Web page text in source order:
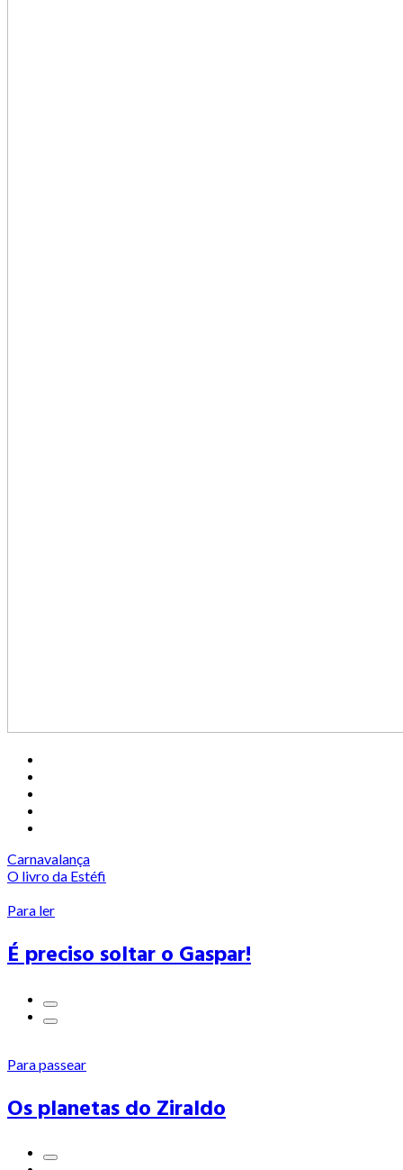
Carnavalança
O livro da Estéfi
Para ler
É preciso soltar o Gaspar!
Para passear
Os planetas do Ziraldo